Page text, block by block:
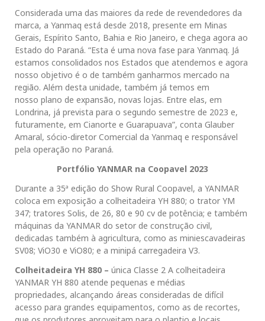
Considerada uma das maiores da rede de revendedores da
marca, a Yanmaq está desde 2018, presente em Minas
Gerais, Espírito Santo, Bahia e Rio Janeiro, e chega agora ao
Estado do Paraná. “Esta é uma nova fase para Yanmaq. Já
estamos consolidados nos Estados que atendemos e agora
nosso objetivo é o de também ganharmos mercado na
região. Além desta unidade, também já temos em
nosso plano de expansão, novas lojas. Entre elas, em
Londrina, já prevista para o segundo semestre de 2023 e,
futuramente, em Cianorte e Guarapuava”, conta Glauber
Amaral, sócio-diretor Comercial da Yanmaq e responsável
pela operação no Paraná.
Portfólio YANMAR na Coopavel 2023
Durante a 35ª edição do Show Rural Coopavel, a YANMAR
coloca em exposição a colheitadeira YH 880; o trator YM
347; tratores Solis, de 26, 80 e 90 cv de potência; e também
máquinas da YANMAR do setor de construção civil,
dedicadas também à agricultura, como as miniescavadeiras
SV08; ViO30 e ViO80; e a minipá carregadeira V3.
Colheitadeira YH 880 – única Classe 2 A colheitadeira
YANMAR YH 880 atende pequenas e médias
propriedades, alcançando áreas consideradas de difícil
acesso para grandes equipamentos, como as de recortes,